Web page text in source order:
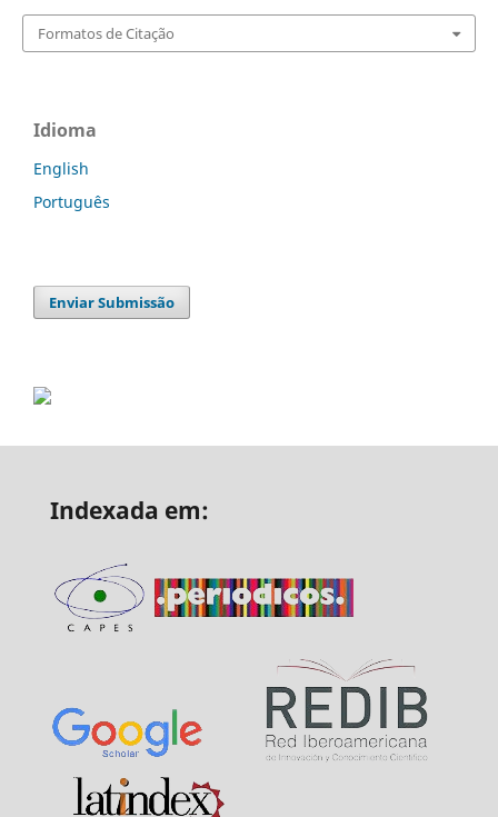
Formatos de Citação
Idioma
English
Português
Enviar Submissão
Indexada em: